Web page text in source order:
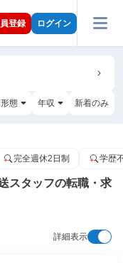
登録 ログイン
態 年収 新着のみ
完全週休2日制 学歴
スタッフの転職・求
詳細表示